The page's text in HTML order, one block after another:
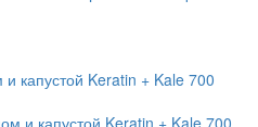
капустой Keratin + Kale 700